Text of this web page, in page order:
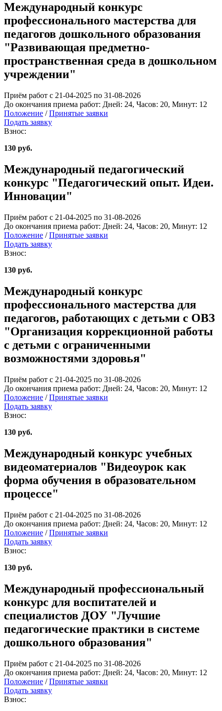
Международный конкурс
профессионального мастерства для
педагогов дошкольного образования
"Развивающая предметно-
пространственная среда в дошкольном
учреждении"
Приём работ с 21-04-2025 по 31-08-2026
До окончания приема работ: Дней: 24, Часов: 20, Минут: 12
Положение / Принятые заявки
Подать заявку
Взнос:
130 руб.
Международный педагогический
конкурс "Педагогический опыт. Идеи.
Инновации"
Приём работ с 21-04-2025 по 31-08-2026
До окончания приема работ: Дней: 24, Часов: 20, Минут: 12
Положение / Принятые заявки
Подать заявку
Взнос:
130 руб.
Международный конкурс
профессионального мастерства для
педагогов, работающих с детьми с ОВЗ
"Организация коррекционной работы
с детьми с ограниченными
возможностями здоровья"
Приём работ с 21-04-2025 по 31-08-2026
До окончания приема работ: Дней: 24, Часов: 20, Минут: 12
Положение / Принятые заявки
Подать заявку
Взнос:
130 руб.
Международный конкурс учебных
видеоматериалов "Видеоурок как
форма обучения в образовательном
процессе"
Приём работ с 21-04-2025 по 31-08-2026
До окончания приема работ: Дней: 24, Часов: 20, Минут: 12
Положение / Принятые заявки
Подать заявку
Взнос:
130 руб.
Международный профессиональный
конкурс для воспитателей и
специалистов ДОУ "Лучшие
педагогические практики в системе
дошкольного образования"
Приём работ с 21-04-2025 по 31-08-2026
До окончания приема работ: Дней: 24, Часов: 20, Минут: 12
Положение / Принятые заявки
Подать заявку
Взнос: